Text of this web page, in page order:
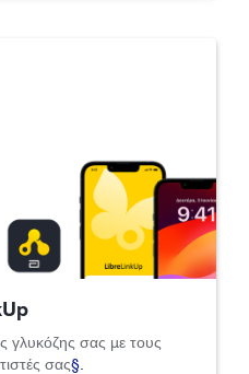
γλυκόζης σας με τους
σας§